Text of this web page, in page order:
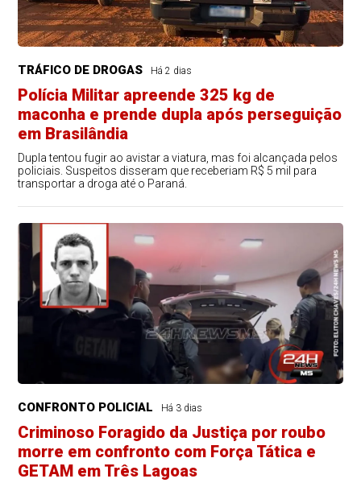
TRÁFICO DE DROGAS Há 2 dias
Polícia Militar apreende 325 kg de
maconha e prende dupla após perseguição
em Brasilândia
Dupla tentou fugir ao avistar a viatura, mas foi alcançada pelos
policiais. Suspeitos disseram que receberiam R$ 5 mil para
transportar a droga até o Paraná.
CONFRONTO POLICIAL Há 3 dias
Criminoso Foragido da Justiça por roubo
morre em confronto com Força Tática e
GETAM em Três Lagoas